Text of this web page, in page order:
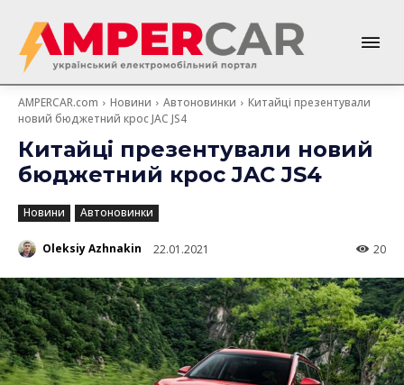
AMPERCAR.com Новини Автоновинки
Китайці презентували
новий бюджетний крос JAC JS4
Китайці презентували новий
бюджетний крос JAC JS4
Новини Автоновинки
Oleksiy Azhnakin 22.01.2021 20